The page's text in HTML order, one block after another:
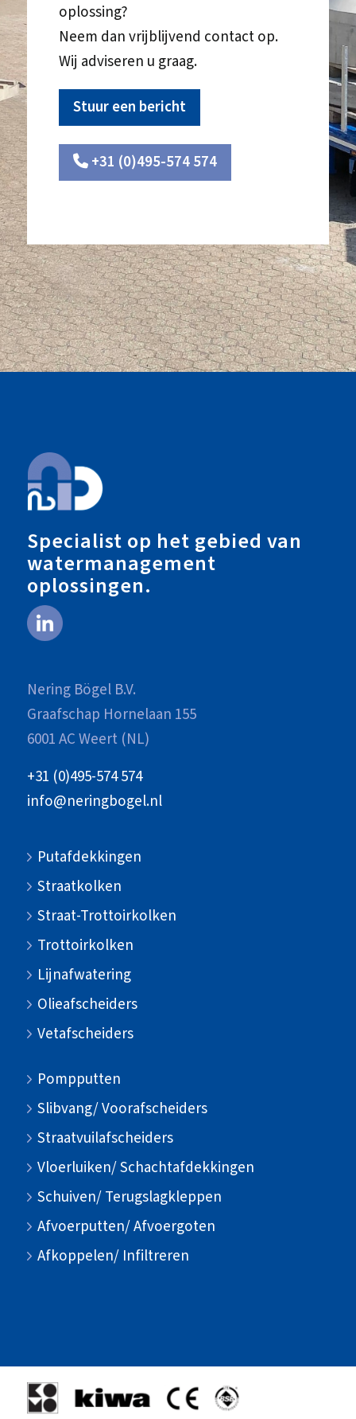
oplossing?
Neem dan vrijblijvend contact op.
Wij adviseren u graag.
Stuur een bericht
+31 (0)495-574 574
Specialist op het gebied van
watermanagement
oplossingen.
Nering Bögel B.V.
Graafschap Hornelaan 155
6001 AC Weert (NL)
+31 (0)495-574 574
info@neringbogel.nl
Putafdekkingen
Straatkolken
Straat-Trottoirkolken
Trottoirkolken
Lijnafwatering
Olieafscheiders
Vetafscheiders
Pompputten
Slibvang/ Voorafscheiders
Straatvuilafscheiders
Vloerluiken/ Schachtafdekkingen
Schuiven/ Terugslagkleppen
Afvoerputten/ Afvoergoten
Afkoppelen/ Infiltreren